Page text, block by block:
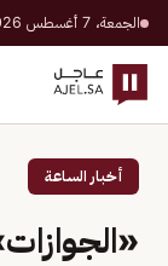
الجمعة، 7 أغسطس 2026 · 24 صفر 1448 هـ
أخبار الساعة